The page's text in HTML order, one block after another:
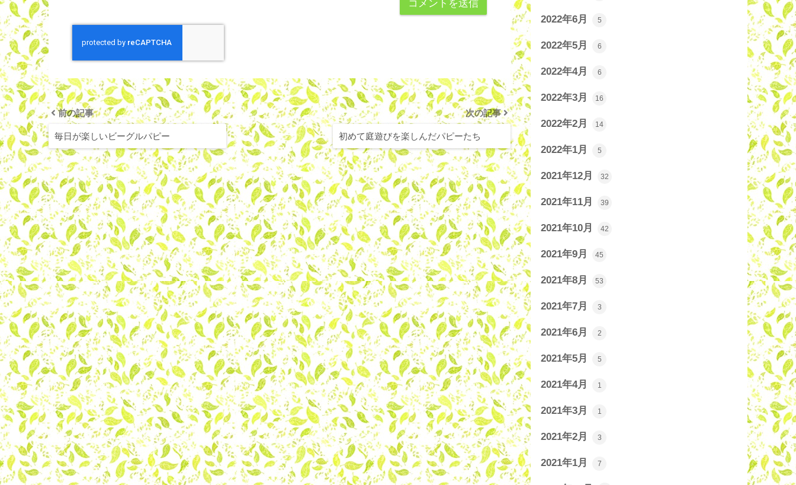
前の記事
毎日が楽しいビーグルパピー
次の記事
初めて庭遊びを楽しんだパピーたち
2022年6月 5
2022年5月 6
2022年4月 6
2022年3月 16
2022年2月 14
2022年1月 5
2021年12月 32
2021年11月 39
2021年10月 42
2021年9月 45
2021年8月 53
2021年7月 3
2021年6月 2
2021年5月 5
2021年4月 1
2021年3月 1
2021年2月 3
2021年1月 7